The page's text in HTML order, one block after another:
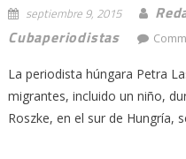
septiembre 9, 2015
Cubaperiodistas
La periodista húngara Petra
migrantes, incluido un niño,
Roszke, en el sur de Hungría,